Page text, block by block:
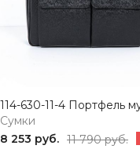
Сумки
8 253 руб. 11 790 руб.